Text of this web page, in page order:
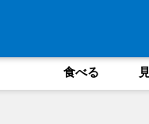
食べる